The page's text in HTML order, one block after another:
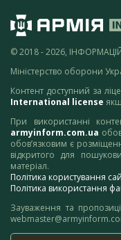
© 2018 - 2026,
Міністерство оборони
Контент доступний за
International license
При використанні
armyinform.com.ua
обов’язковим є
відкритого для
матеріал.
Політика користування
Політика використання
Зауваження та